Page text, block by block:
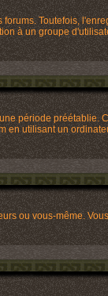
Toutefois,
à un groupe
période préétablie.
en utilisant un
ou vous-même.